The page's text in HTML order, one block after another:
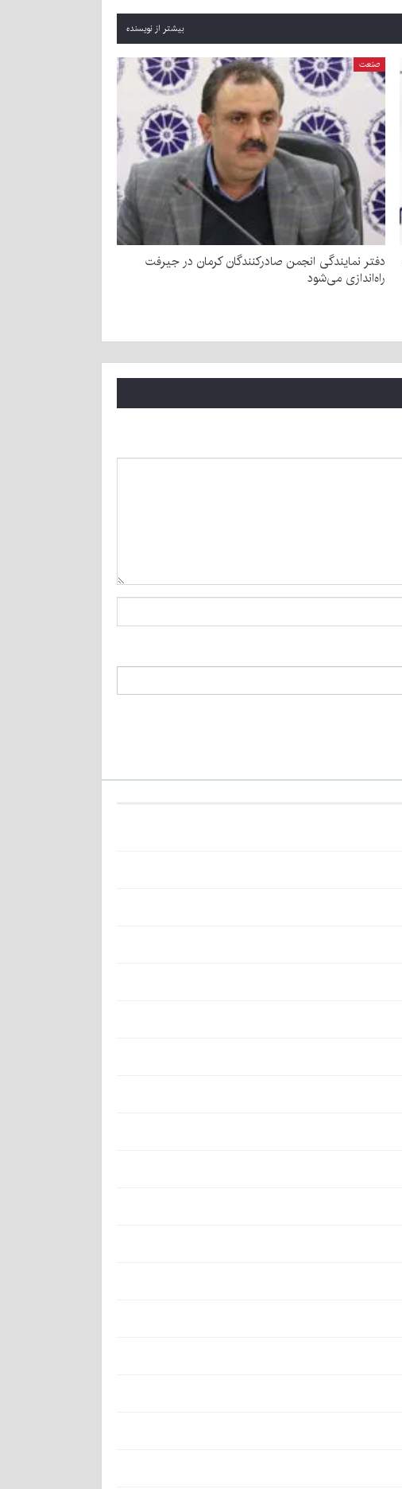
بیشتر از نویسنده
صنعت
دفتر نمایندگی انجمن صادرکنندگان کرمان در جیرفت
راه‌اندازی می‌شود